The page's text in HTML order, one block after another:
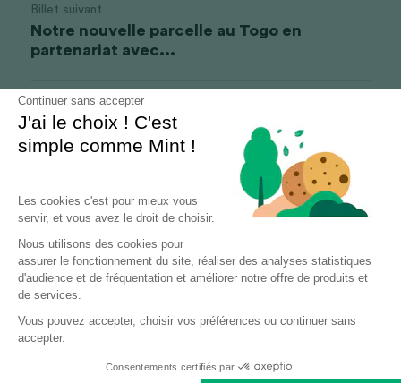
Continuer sans accepter
J'ai le choix ! C'est
simple comme Mint !
Les cookies c'est pour mieux vous
servir, et vous avez le droit de choisir.
Nous utilisons des cookies pour
assurer le fonctionnement du site, réaliser des analyses statistiques
d'audience et de fréquentation et améliorer notre offre de produits et
de services.
Vous pouvez accepter, choisir vos préférences ou continuer sans
accepter.
Consentements certifiés par
Billet suivant
Notre nouvelle parcelle au Togo en
partenariat avec...
Revenir au site